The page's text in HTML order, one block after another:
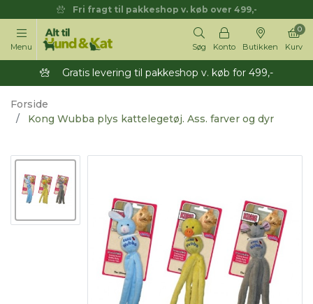
Fri fragt til pakkeshop v. køb over 499,-
Menu Søg Konto Butikken Kurv
0
Gratis levering til pakkeshop v. køb for 499,-
Forside
Kong Wubba plys kattelegetøj. Ass. farver og dyr